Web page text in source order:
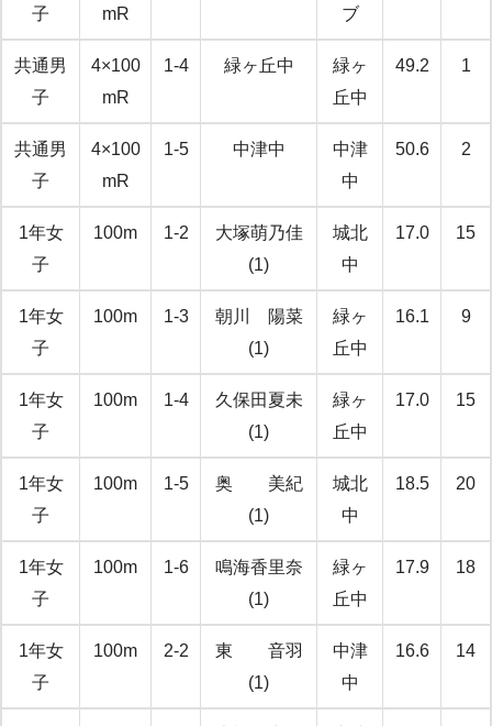
子 mR ブ
共通男
子
4×100
mR
1-4 緑ヶ丘中
緑ヶ
丘中
49.2 1
共通男
子
4×100
mR
1-5 中津中
中津
中
50.6 2
1年女
子
100m 1-2
大塚萌乃佳
(1)
城北
中
17.0 15
1年女
子
100m 1-3
朝川 陽菜
(1)
緑ヶ
丘中
16.1 9
1年女
子
100m 1-4
久保田夏未
(1)
緑ヶ
丘中
17.0 15
1年女
子
100m 1-5
奥 美紀
(1)
城北
中
18.5 20
1年女
子
100m 1-6
鳴海香里奈
(1)
緑ヶ
丘中
17.9 18
1年女
子
100m 2-2
東 音羽
(1)
中津
中
16.6 14